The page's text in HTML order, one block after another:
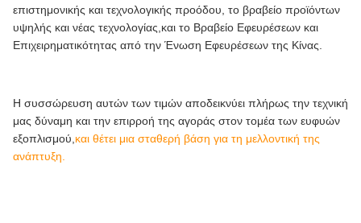
επιστημονικής και τεχνολογικής προόδου, το βραβείο προϊόντων
υψηλής και νέας τεχνολογίας,και το Βραβείο Εφευρέσεων και
Επιχειρηματικότητας από την Ένωση Εφευρέσεων της Κίνας.
Η συσσώρευση αυτών των τιμών αποδεικνύει πλήρως την τεχνική
μας δύναμη και την επιρροή της αγοράς στον τομέα των ευφυών
εξοπλισμού,και θέτει μια σταθερή βάση για τη μελλοντική της
ανάπτυξη.